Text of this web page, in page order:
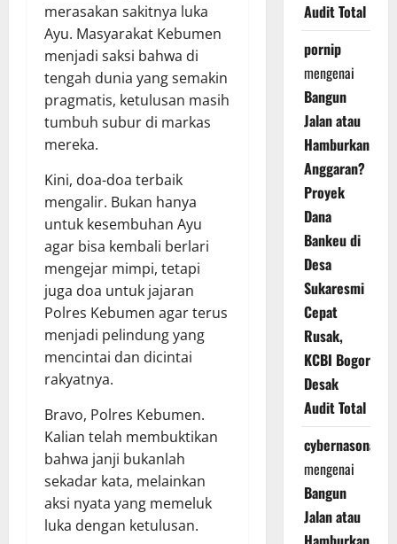
merasakan sakitnya luka
Ayu. Masyarakat Kebumen
menjadi saksi bahwa di
tengah dunia yang semakin
pragmatis, ketulusan masih
tumbuh subur di markas
mereka.
Kini, doa-doa terbaik
mengalir. Bukan hanya
untuk kesembuhan Ayu
agar bisa kembali berlari
mengejar mimpi, tetapi
juga doa untuk jajaran
Polres Kebumen agar terus
menjadi pelindung yang
mencintai dan dicintai
rakyatnya.
Bravo, Polres Kebumen.
Kalian telah membuktikan
bahwa janji bukanlah
sekadar kata, melainkan
aksi nyata yang memeluk
luka dengan ketulusan.
Audit Total
pornip
mengenai
Bangun
Jalan atau
Hamburkan
Anggaran?
Proyek
Dana
Bankeu di
Desa
Sukaresmi
Cepat
Rusak,
KCBI Bogor
Desak
Audit Total
cybernasonal
mengenai
Bangun
Jalan atau